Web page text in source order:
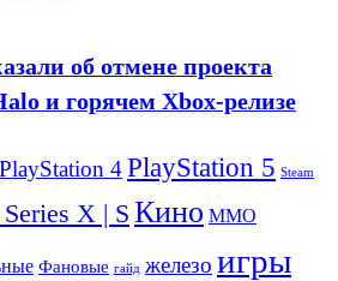
об отмене проекта
и горячем Xbox-релизе
PlayStation 4PlayStation 5 Steam
X | S Кино ММО
Фановые гайд железо игры